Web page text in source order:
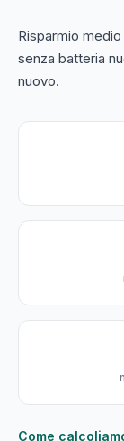
Risparmio
senza batteria
nuovo.
Come